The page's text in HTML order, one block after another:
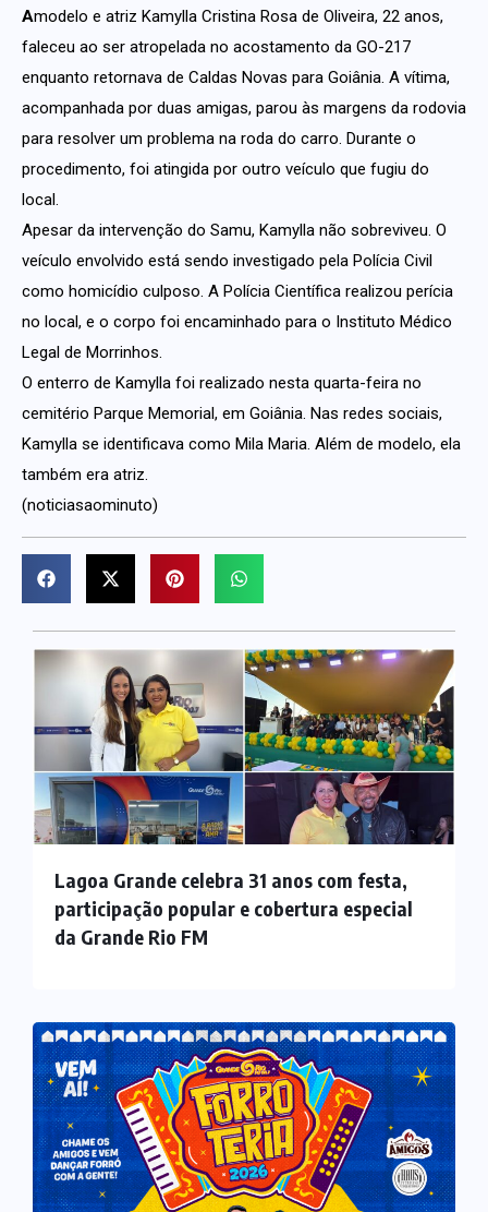
Amodelo e atriz Kamylla Cristina Rosa de Oliveira, 22 anos,
faleceu ao ser atropelada no acostamento da GO-217
enquanto retornava de Caldas Novas para Goiânia. A vítima,
acompanhada por duas amigas, parou às margens da rodovia
para resolver um problema na roda do carro. Durante o
procedimento, foi atingida por outro veículo que fugiu do
local.
Apesar da intervenção do Samu, Kamylla não sobreviveu. O
veículo envolvido está sendo investigado pela Polícia Civil
como homicídio culposo. A Polícia Científica realizou perícia
no local, e o corpo foi encaminhado para o Instituto Médico
Legal de Morrinhos.
O enterro de Kamylla foi realizado nesta quarta-feira no
cemitério Parque Memorial, em Goiânia. Nas redes sociais,
Kamylla se identificava como Mila Maria. Além de modelo, ela
também era atriz.
(noticiasaominuto)
Lagoa Grande celebra 31 anos com festa,
participação popular e cobertura especial
da Grande Rio FM